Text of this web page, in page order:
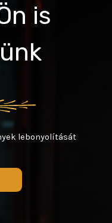
is
lebonyolítását